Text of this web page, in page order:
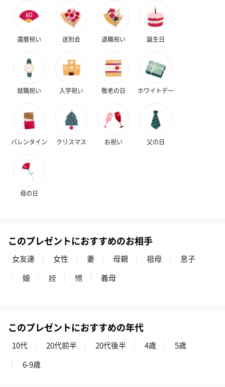
おつまみ・その他
いぶりがっことチーズ
のオイル漬（981円）
還暦祝い 送別会 退職祝い 誕生日
就職祝い 入学祝い 敬老の日 ホワイトデー
バレンタイン クリスマス お祝い 父の日
母の日
このプレゼントにおすすめのお相手
女友達 女性 妻 母親 祖母
息子
娘
姪 甥 義母
このプレゼントにおすすめの年代
10代 20代前半 20代後半 4歳
5歳
6-9歳